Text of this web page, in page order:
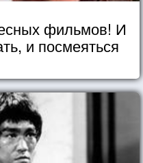
фильмов! И
и посмеяться